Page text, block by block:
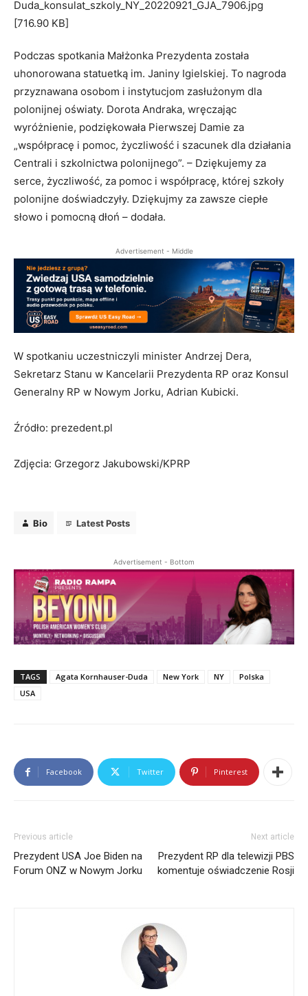
Bio Latest Posts
Teresa Myśliwiec
Reporter/Redaktor radiowy. Ekonomistka z
wieloletnim doświadczeniem w sektorze bankowym
na różnych stanowiskach, w tym zarządczych.
wykładowca akademicki. Ponadto dyplomowany
coach i doradca zawodowy.
Podczas spotkania Małżonka Prezydenta została
uhonorowana statuetką im. Janiny Igielskiej. To nagroda
przyznawana osobom i instytucjom zasłużonym dla
polonijnej oświaty. Dorota Andraka, wręczając
wyróżnienie, podziękowała Pierwszej Damie za
„współpracę i pomoc, życzliwość i szacunek dla działania
Centrali i szkolnictwa polonijnego”. – Dziękujemy za
serce, życzliwość, za pomoc i współpracę, której szkoły
polonijne doświadczyły. Dziękujmy za zawsze ciepłe
słowo i pomocną dłoń – dodała.
Advertisement - Middle
W spotkaniu uczestniczyli minister Andrzej Dera,
Sekretarz Stanu w Kancelarii Prezydenta RP oraz Konsul
Generalny RP w Nowym Jorku, Adrian Kubicki.
Źródło: prezedent.pl
Zdjęcia: Grzegorz Jakubowski/KPRP
Bio Latest Posts
Advertisement - Bottom
TAGS Agata Kornhauser-Duda New York NY
Polska
USA
Facebook Twitter Pinterest
Previous article
Prezydent USA Joe Biden na
Forum ONZ w Nowym Jorku
Next article
Prezydent RP dla telewizji PBS
komentuje oświadczenie Rosji